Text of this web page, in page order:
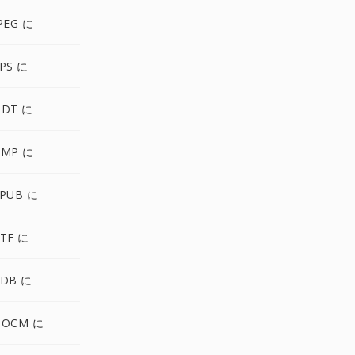
に
に
に
に
に
に
に
に